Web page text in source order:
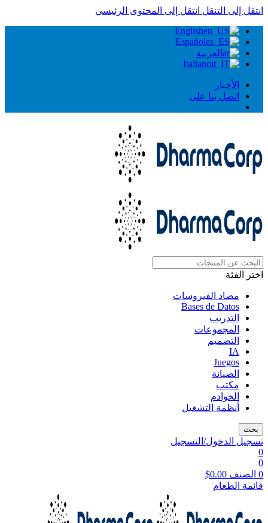
انتقل إلى التنقل انتقل إلى المحتوى الرئيسي
English
Español
العربية
Italiano
الأخبار
اتصل بنا على
اختر الفئة
مضاد الفيروسات
Bases de Datos
التدريب
المجموعات
التصميم
IA
Juegos
الصيانة
مكتب
الخوادم
أنظمة التشغيل
بحث
تسجيل الدخول/التسجيل
0
0
0 الصنف $0.00
قائمة الطعام